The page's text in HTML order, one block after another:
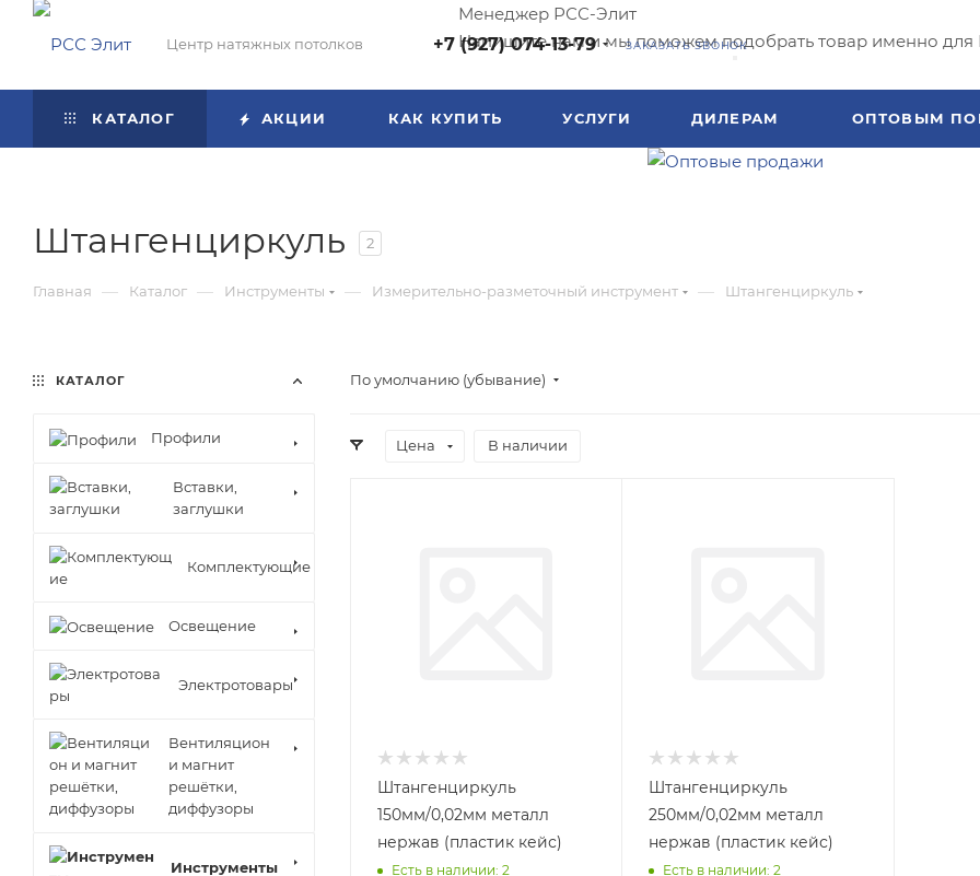
Менеджер РСС-Элит
Напишите нам и мы поможем подобрать товар именно для
Центр натяжных потолков +7 (927) 074-13-79 ЗАКАЗАТЬ ЗВОНОК
КАТАЛОГ АКЦИИ КАК КУПИТЬ УСЛУГИ ДИЛЕРАМ ОПТОВЫМ
Штангенциркуль 2
Главная — Каталог — Инструменты — Измерительно-разметочный инструмент — Штангенциркуль
По умолчанию (убывание)
Цена В наличии
Штангенциркуль
150мм/0,02мм металл
нержав (пластик кейс)
Есть в наличии: 2
Штангенциркуль
250мм/0,02мм металл
нержав (пластик кейс)
Есть в наличии: 2
КАТАЛОГ
Профили
Вставки,
заглушки
Комплектующие
Освещение
Электротовары
Вентиляцион
и магнит
решётки,
диффузоры
Инструменты